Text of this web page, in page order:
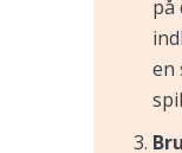
på
en